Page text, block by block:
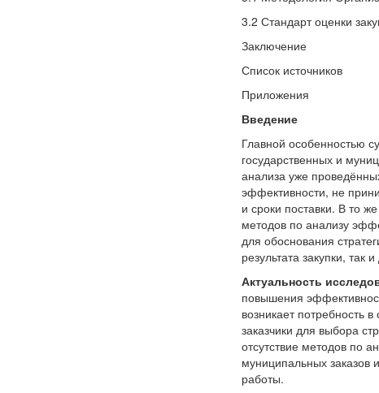
3.2 Стандарт оценки
Заключение
Список источников
Приложения
Введение
Главной особенностью
государственных и
анализа уже
эффективности, не
и сроки поставки. В то
методов по анализу
для обоснования
результата закупки,
Актуальность
повышения
возникает потребность
заказчики для выбора
отсутствие методов по
муниципальных заказов
работы.